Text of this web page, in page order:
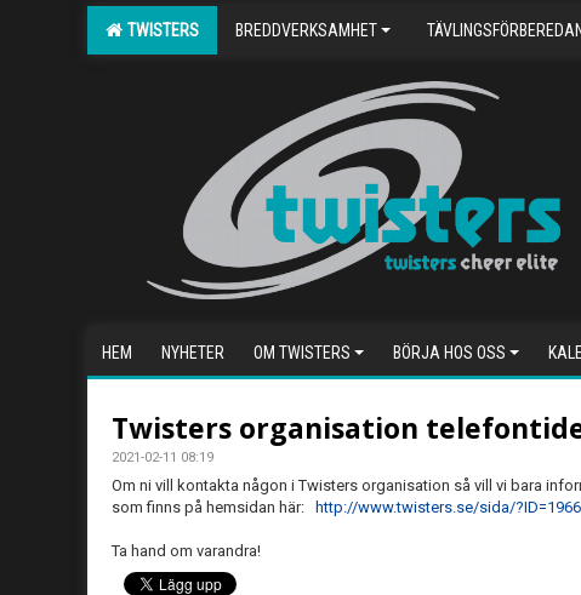
TWISTERS BREDDVERKSAMHET
HEM NYHETER OM TWISTERS BÖRJA HOS OSS
Twisters organisation
2021-02-11 08:19
Om ni vill kontakta någon i Twisters organisation så vill vi bara
som finns på hemsidan här:
http://www.twisters.se/sida/
Ta hand om varandra!